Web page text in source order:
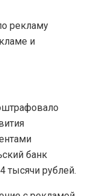
рекламу
и
банк
тысячи рублей.